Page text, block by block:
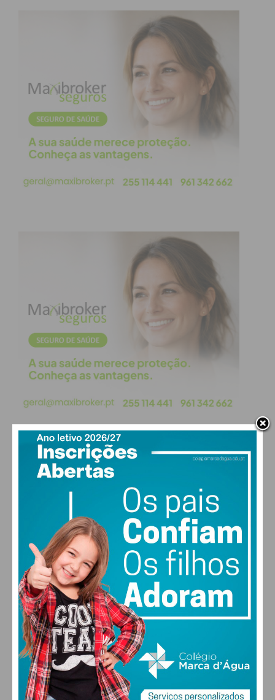
O edifício, com “deficiências estruturais”, vai manter
o seu funcionamento no decorrer das obras,
estando a autarquia a procurar espaços
alternativos para poder acolher alguns dos
serviços do Tribunal. “Vamos ter que ter
alternativa”, referiu, explicando que as maiores
intervenções vão ser realizadas durante as férias
judiciais. “Tudo vamos fazer para que os
julgamentos não sejam adiados, para que o normal
funcionamento do Tribunal seja mantido e para
que os colaboradores tenham as condições de
início no primeiro trimestre de 2025, representará
um investimento de cerca de 2 milhões de euros e
deverá estar concluída num período aproximado de
dois anos. “É uma obra significativa e representa
uma intervenção necessária para que o Tribunal
tenha condições. Este é um edifício que tem boas
condições e o que precisamos é de resolver
problemas estruturais”, frisou Maria José Barros,
dando como exemplo a intervenção que será feita
para pessoas com mobilidade reduzida, com a
criação de um elevador.
O edifício que acolhe o Tribunal de Penafiel – que
chegou a ter salas encerradas em março deste ano
devido a fissuras – tem já assegurada a sua
requalificação, mas o Governo está a fazer uma
análise de todas “as necessidades de intervenção
PAÇOS DE FERREIRA
°
clear sky
49% humidade
vento: 4m/s O
MAX 29 • MIN 28
30°
SEX
28
SÁB
28°
DOM
29 °
ALTERAR